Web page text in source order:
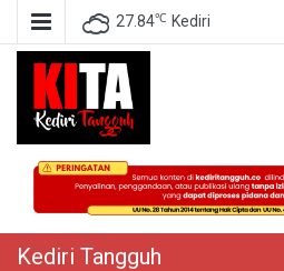
27.84℃ Kediri
Kediri
Berita Akurat Terpercaya
Kediri Tangguh